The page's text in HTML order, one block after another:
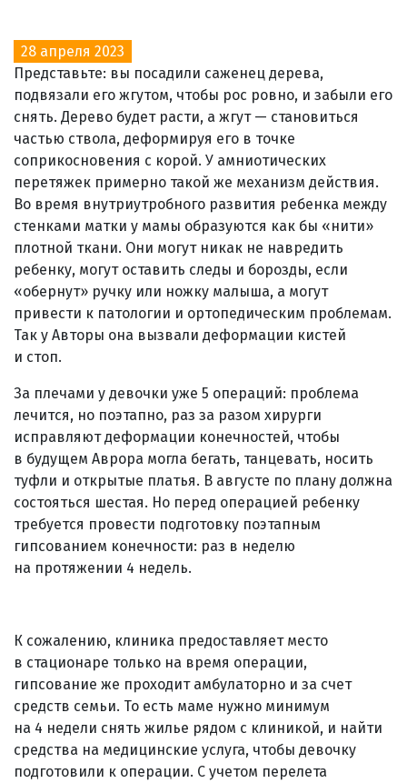
28 апреля 2023
Представьте: вы посадили саженец дерева,
подвязали его жгутом, чтобы рос ровно, и забыли его
снять. Дерево будет расти, а жгут — становиться
частью ствола, деформируя его в точке
соприкосновения с корой. У амниотических
перетяжек примерно такой же механизм действия.
Во время внутриутробного развития ребенка между
стенками матки у мамы образуются как бы «нити»
плотной ткани. Они могут никак не навредить
ребенку, могут оставить следы и борозды, если
«обернут» ручку или ножку малыша, а могут
привести к патологии и ортопедическим проблемам.
Так у Авторы она вызвали деформации кистей
и стоп.
За плечами у девочки уже 5 операций: проблема
лечится, но поэтапно, раз за разом хирурги
исправляют деформации конечностей, чтобы
в будущем Аврора могла бегать, танцевать, носить
туфли и открытые платья. В августе по плану должна
состояться шестая. Но перед операцией ребенку
требуется провести подготовку поэтапным
гипсованием конечности: раз в неделю
на протяжении 4 недель.
К сожалению, клиника предоставляет место
в стационаре только на время операции,
гипсование же проходит амбулаторно и за счет
средств семьи. То есть маме нужно минимум
на 4 недели снять жилье рядом с клиникой, и найти
средства на медицинские услуга, чтобы девочку
подготовили к операции. С учетом перелета